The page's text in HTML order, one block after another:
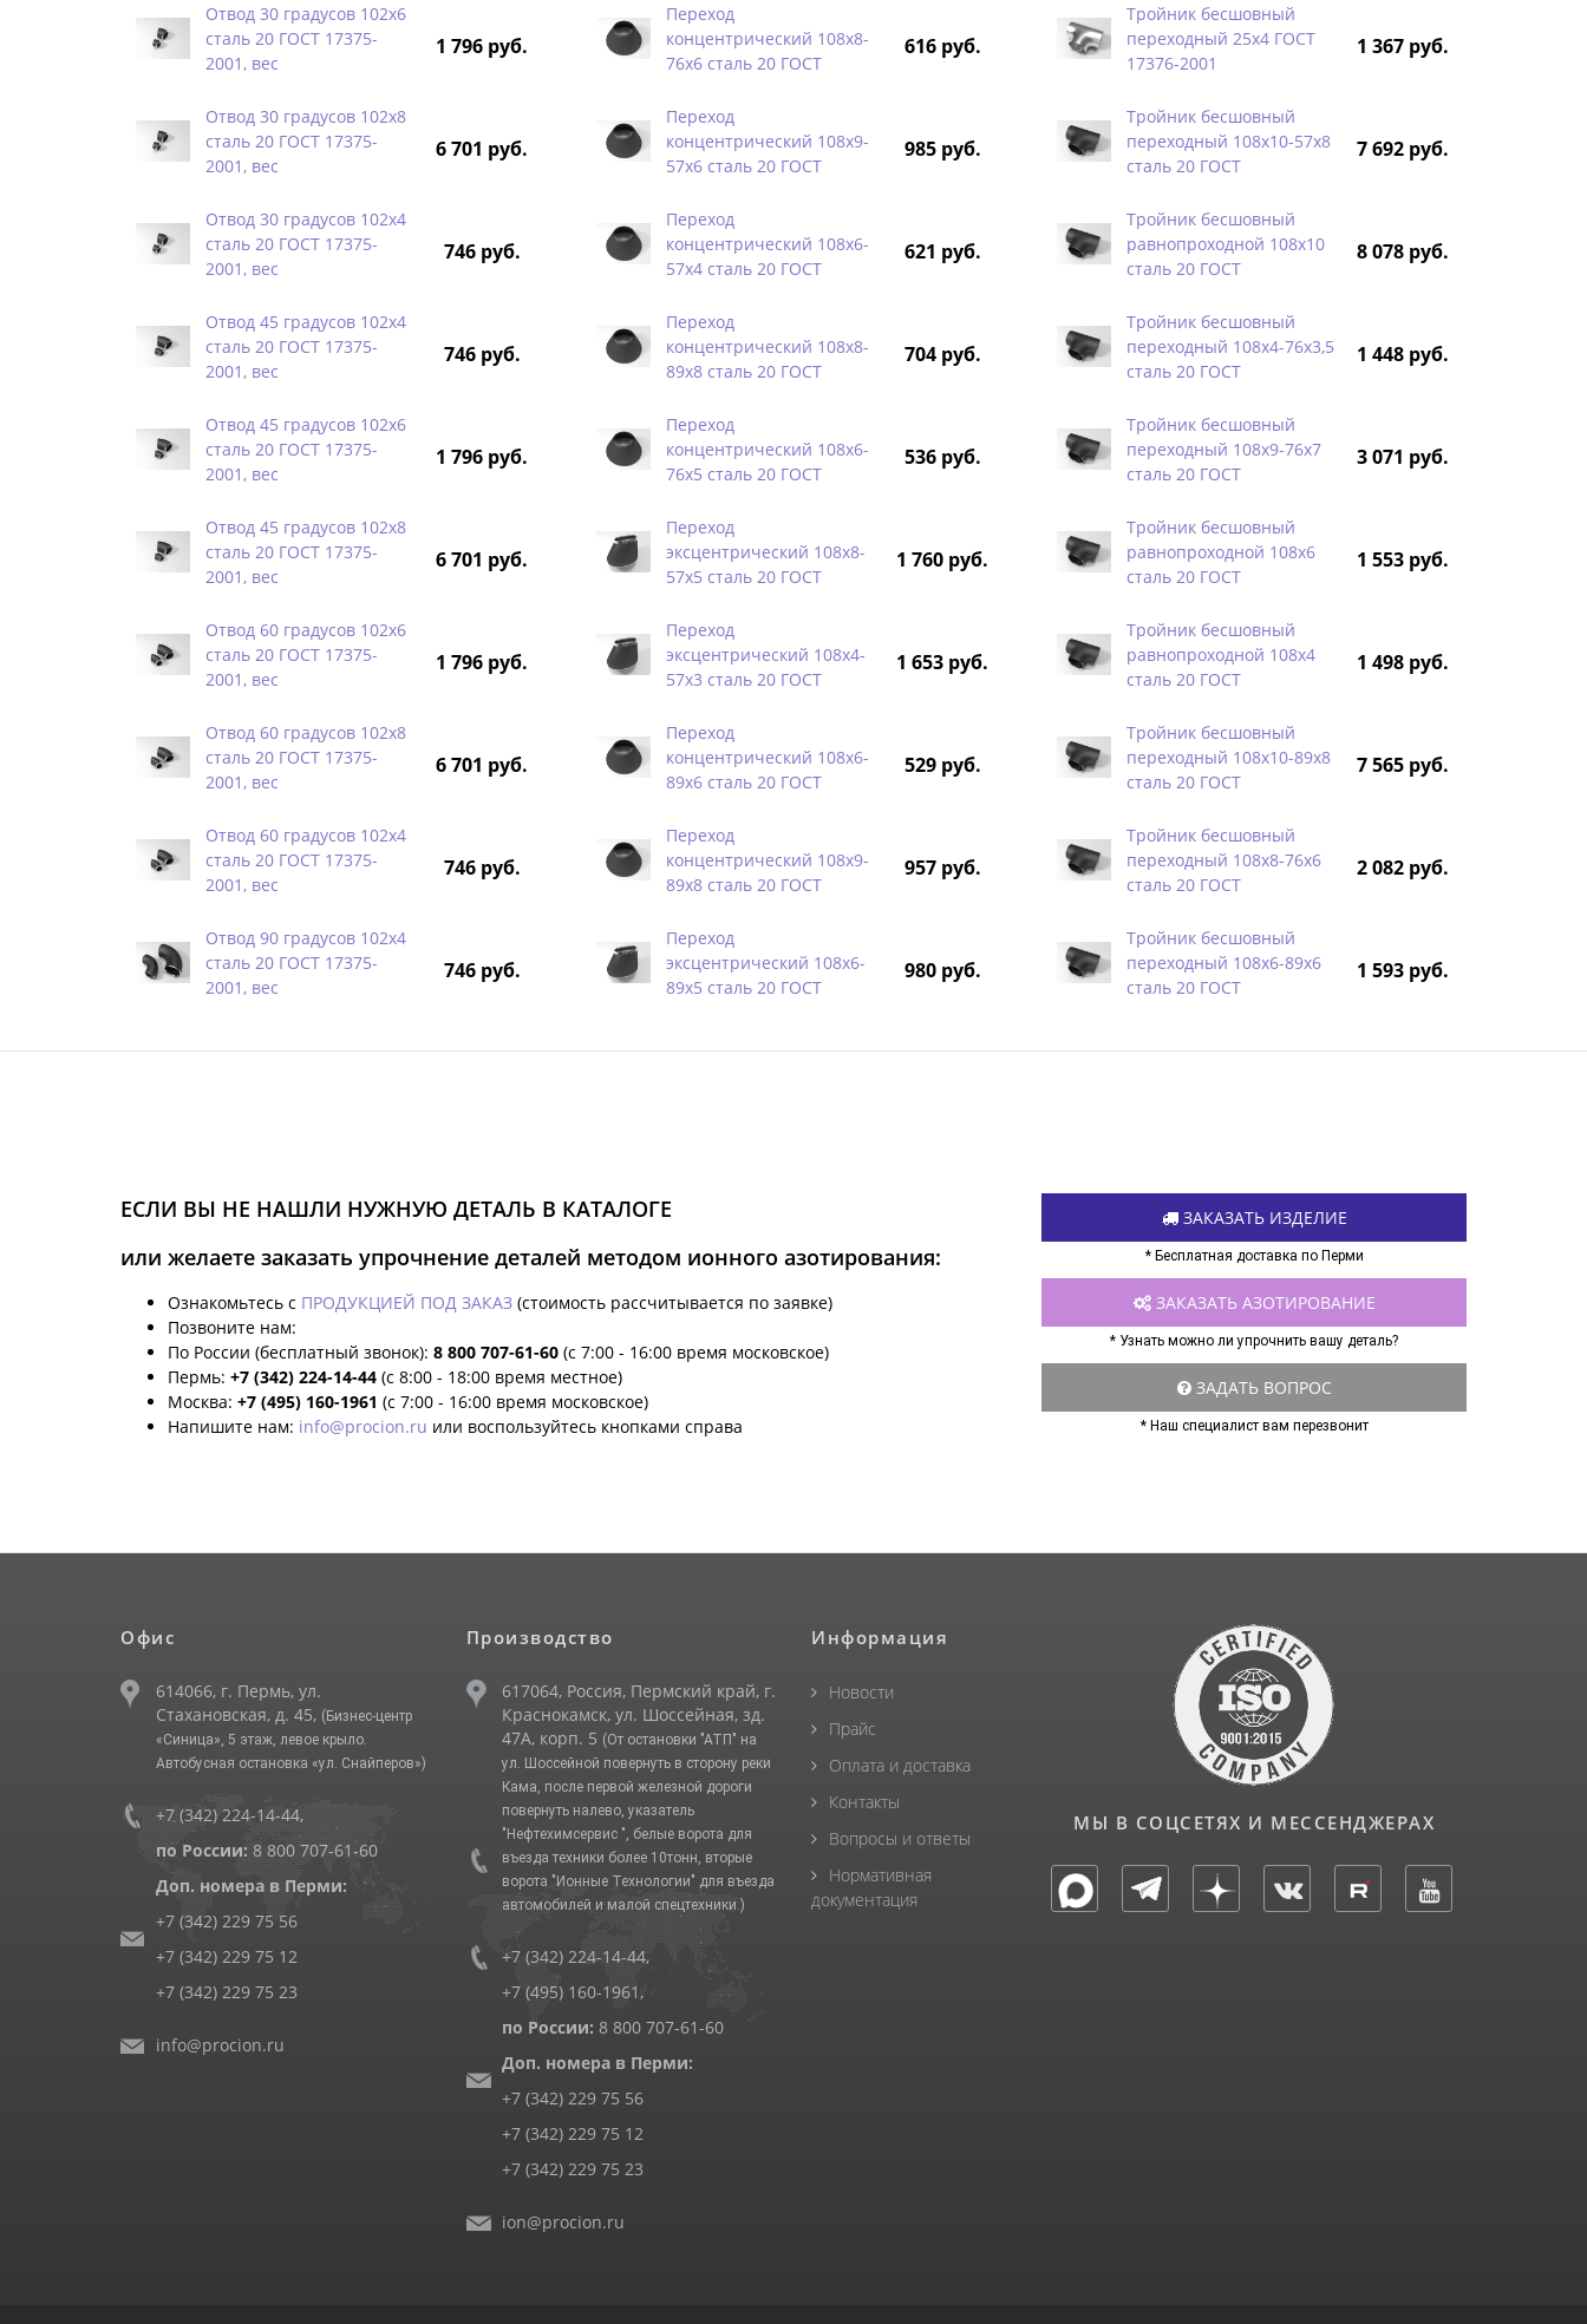
Отвод 30 градусов 102х6
сталь 20 ГОСТ 17375-
2001, вес
1 796 руб.
Отвод 30 градусов 102х8
сталь 20 ГОСТ 17375-
2001, вес
6 701 руб.
Отвод 30 градусов 102х4
сталь 20 ГОСТ 17375-
2001, вес
746 руб.
Отвод 45 градусов 102х4
сталь 20 ГОСТ 17375-
2001, вес
746 руб.
Отвод 45 градусов 102х6
сталь 20 ГОСТ 17375-
2001, вес
1 796 руб.
Отвод 45 градусов 102х8
сталь 20 ГОСТ 17375-
2001, вес
6 701 руб.
Отвод 60 градусов 102х6
сталь 20 ГОСТ 17375-
2001, вес
1 796 руб.
Отвод 60 градусов 102х8
сталь 20 ГОСТ 17375-
2001, вес
6 701 руб.
Отвод 60 градусов 102х4
сталь 20 ГОСТ 17375-
2001, вес
746 руб.
Отвод 90 градусов 102х4
сталь 20 ГОСТ 17375-
2001, вес
746 руб.
Переход
концентрический 108х8-
76х6 сталь 20 ГОСТ
616 руб.
Переход
концентрический 108х9-
57х6 сталь 20 ГОСТ
985 руб.
Переход
концентрический 108х6-
57х4 сталь 20 ГОСТ
621 руб.
Переход
концентрический 108х8-
89х8 сталь 20 ГОСТ
704 руб.
Переход
концентрический 108х6-
76х5 сталь 20 ГОСТ
536 руб.
Переход
эксцентрический 108х8-
57х5 сталь 20 ГОСТ
1 760 руб.
Переход
эксцентрический 108х4-
57х3 сталь 20 ГОСТ
1 653 руб.
Переход
концентрический 108х6-
89х6 сталь 20 ГОСТ
529 руб.
Переход
концентрический 108х9-
89х8 сталь 20 ГОСТ
957 руб.
Переход
эксцентрический 108х6-
89х5 сталь 20 ГОСТ
980 руб.
Тройник бесшовный
переходный 25х4 ГОСТ
17376-2001
1 367 руб.
Тройник бесшовный
переходный 108х10-57х8
сталь 20 ГОСТ
7 692 руб.
Тройник бесшовный
равнопроходной 108х10
сталь 20 ГОСТ
8 078 руб.
Тройник бесшовный
переходный 108х4-76х3,5
сталь 20 ГОСТ
1 448 руб.
Тройник бесшовный
переходный 108х9-76х7
сталь 20 ГОСТ
3 071 руб.
Тройник бесшовный
равнопроходной 108х6
сталь 20 ГОСТ
1 553 руб.
Тройник бесшовный
равнопроходной 108х4
сталь 20 ГОСТ
1 498 руб.
Тройник бесшовный
переходный 108х10-89х8
сталь 20 ГОСТ
7 565 руб.
Тройник бесшовный
переходный 108х8-76х6
сталь 20 ГОСТ
2 082 руб.
Тройник бесшовный
переходный 108х6-89х6
сталь 20 ГОСТ
1 593 руб.
ЕСЛИ ВЫ НЕ НАШЛИ НУЖНУЮ ДЕТАЛЬ В КАТАЛОГЕ
или желаете заказать упрочнение деталей методом ионного азотирования:
Ознакомьтесь с ПРОДУКЦИЕЙ ПОД ЗАКАЗ (стоимость рассчитывается по заявке)
Позвоните нам:
По России (бесплатный звонок): 8 800 707-61-60 (с 7:00 - 16:00 время московское)
Пермь: +7 (342) 224-14-44 (с 8:00 - 18:00 время местное)
Москва: +7 (495) 160-1961 (с 7:00 - 16:00 время московское)
Напишите нам: info@procion.ru или воспользуйтесь кнопками справа
ЗАКАЗАТЬ ИЗДЕЛИЕ
* Бесплатная доставка по Перми
ЗАКАЗАТЬ АЗОТИРОВАНИЕ
* Узнать можно ли упрочнить вашу деталь?
ЗАДАТЬ ВОПРОС
* Наш специалист вам перезвонит
Офис
614066, г. Пермь, ул.
Стахановская, д. 45, (Бизнес-центр
«Синица», 5 этаж, левое крыло.
Автобусная остановка «ул. Снайперов»)
+7 (342) 224-14-44,
по России: 8 800 707-61-60
Доп. номера в Перми:
+7 (342) 229 75 56
+7 (342) 229 75 12
+7 (342) 229 75 23
info@procion.ru
Производство
617064, Россия, Пермский край, г.
Краснокамск, ул. Шоссейная, зд.
47А, корп. 5 (От остановки "АТП" на
ул. Шоссейной повернуть в сторону реки
Кама, после первой железной дороги
повернуть налево, указатель
"Нефтехимсервис ", белые ворота для
въезда техники более 10тонн, вторые
ворота "Ионные Технологии" для въезда
автомобилей и малой спецтехники.)
+7 (342) 224-14-44,
+7 (495) 160-1961 ,
по России: 8 800 707-61-60
Доп. номера в Перми:
+7 (342) 229 75 56
+7 (342) 229 75 12
+7 (342) 229 75 23
ion@procion.ru
Информация
Новости
Прайс
Оплата и доставка
Контакты
Вопросы и ответы
Нормативная
документация
МЫ В СОЦСЕТЯХ И МЕССЕНДЖЕРАХ